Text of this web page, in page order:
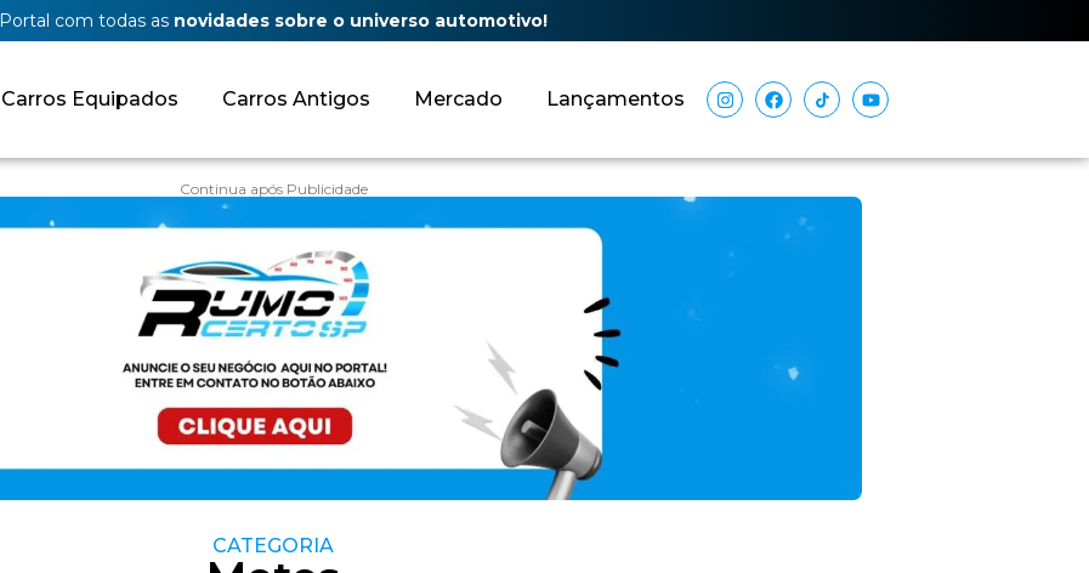
Portal com todas as novidades sobre o universo automotivo!
Carros Equipados Carros Antigos Mercado Lançamentos
Continua após Publicidade
CATEGORIA